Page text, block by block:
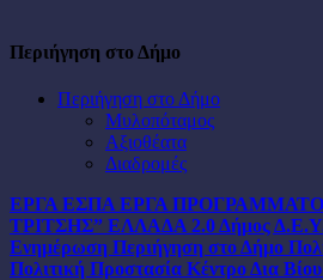
Περιήγηση στο Δήμο
Περιήγηση στο Δήμο
Μυλοπόταμος
Αξιοθέατα
Διαδρομές
ΕΡΓΑ ΕΣΠΑ ΕΡΓΑ
ΤΡΙΤΣΗΣ” ΕΛΛΑΔΑ 2.0Δήμος
Ενημέρωση Περιήγηση στο Δήμο
Πολιτική Προστασία Κέντρο Δια